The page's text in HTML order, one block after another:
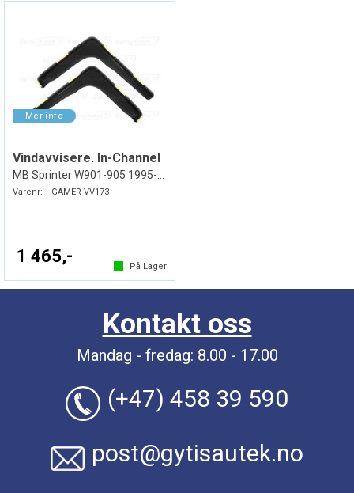
Vindavvisere. In-Channel
Varenr: GAMER-VV173
1 465,-
På Lager
Kontakt oss
Mandag - fredag: 8.00 - 17.00
(+47) 458 39 590
post@gytisautek.no